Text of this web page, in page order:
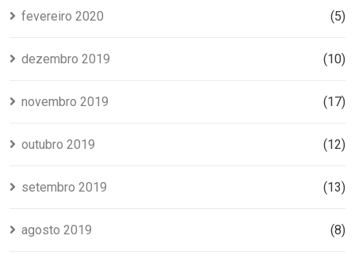
fevereiro 2020 (5)
dezembro 2019 (10)
novembro 2019 (17)
outubro 2019 (12)
setembro 2019 (13)
agosto 2019 (8)